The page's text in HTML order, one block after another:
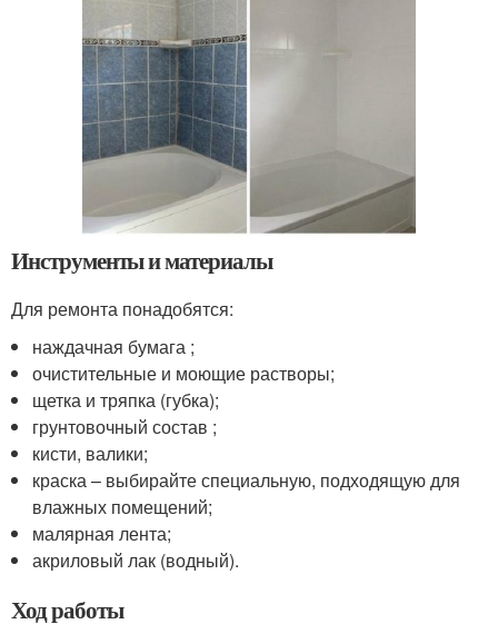
Инструменты и материалы
Для ремонта понадобятся:
наждачная бумага ;
очистительные и моющие растворы;
щетка и тряпка (губка);
грунтовочный состав ;
кисти, валики;
краска – выбирайте специальную, подходящую для
влажных помещений;
малярная лента;
акриловый лак (водный).
Ход работы